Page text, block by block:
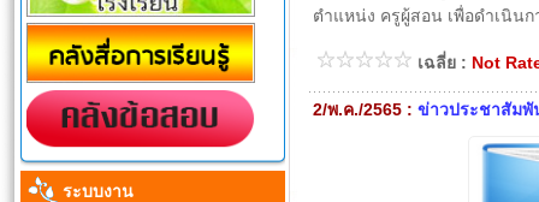
ระบบงาน
ตำแหน่ง ครูผู้สอน เพื่อดำเนิน
เฉลี่ย : Not
2/พ.ค./2565 : ข่าวประชาสัมพั